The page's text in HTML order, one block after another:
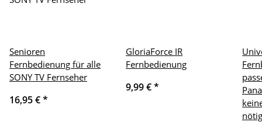
Senioren
Fernbedienung für alle
SONY TV Fernseher
16,95 €*
GloriaForce IR
Fernbedienung
9,99 €*
nötig